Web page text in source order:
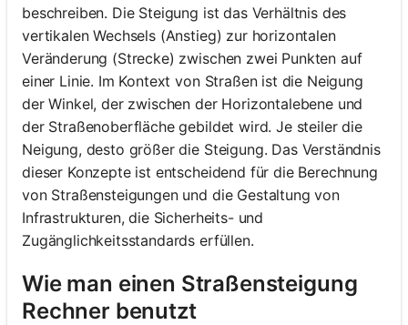
beschreiben. Die Steigung ist das Verhältnis des
vertikalen Wechsels (Anstieg) zur horizontalen
Veränderung (Strecke) zwischen zwei Punkten auf
einer Linie. Im Kontext von Straßen ist die Neigung
der Winkel, der zwischen der Horizontalebene und
der Straßenoberfläche gebildet wird. Je steiler die
Neigung, desto größer die Steigung. Das Verständnis
dieser Konzepte ist entscheidend für die Berechnung
von Straßensteigungen und die Gestaltung von
Infrastrukturen, die Sicherheits- und
Zugänglichkeitsstandards erfüllen.
Wie man einen Straßensteigung
Rechner benutzt